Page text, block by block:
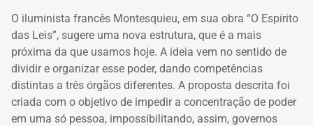
O iluminista francês Montesquieu, em sua obra “O Espírito
das Leis”, sugere uma nova estrutura, que é a mais
próxima da que usamos hoje. A ideia vem no sentido de
dividir e organizar esse poder, dando competências
distintas a três órgãos diferentes. A proposta descrita foi
criada com o objetivo de impedir a concentração de poder
em uma só pessoa, impossibilitando, assim, governos